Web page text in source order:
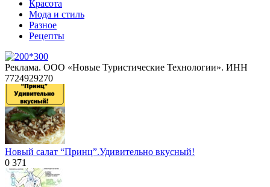
Красота
Мода и стиль
Разное
Рецепты
Реклама. ООО «Новые Туристические Технологии». ИНН
7724929270
Новый салат “Принц”.Удивительно вкусный!
0 371